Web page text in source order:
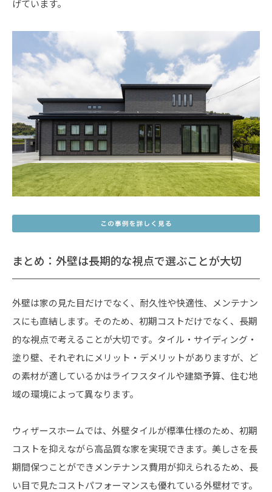
げています。
まとめ：外壁は長期的な視点で選ぶことが大切
外壁は家の見た目だけでなく、耐久性や快適性、メンテナン
スにも直結します。そのため、初期コストだけでなく、長期
的な視点で考えることが大切です。タイル・サイディング・
塗り壁、それぞれにメリット・デメリットがありますが、ど
の素材が適しているかはライフスタイルや建築予算、住む地
域の環境によって異なります。
ウィザースホームでは、外壁タイルが標準仕様のため、初期
コストを抑えながら高品質な家を実現できます。美しさを長
期間保つことができメンテナンス費用が抑えられるため、長
い目で見たコストパフォーマンスも優れている外壁材です。